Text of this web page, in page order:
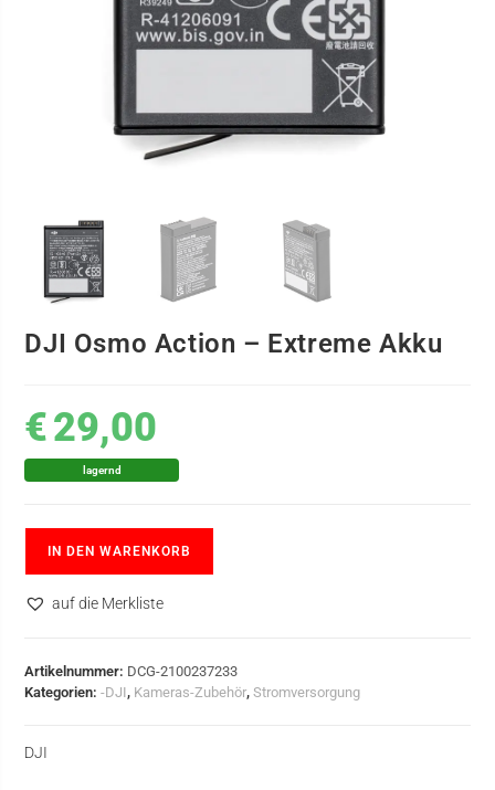
DJI Osmo Action – Extreme Akku
€29,00
lagernd
IN DEN WARENKORB
auf die Merkliste
Artikelnummer: DCG-2100237233
Kategorien:-DJI, Kameras-Zubehör,Stromversorgung
DJI